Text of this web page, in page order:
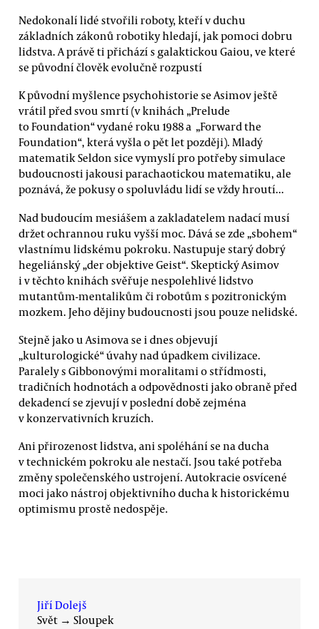
Nedokonalí lidé stvořili roboty, kteří v duchu
základních zákonů robotiky hledají, jak pomoci dobru
lidstva. A právě ti přichází s galaktickou Gaiou, ve které
se původní člověk evolučně rozpustí
K původní myšlence psychohistorie se Asimov ještě
vrátil před svou smrtí (v knihách „Prelude
to Foundation“ vydané roku 1988 a „Forward the
Foundation“, která vyšla o pět let později). Mladý
matematik Seldon sice vymyslí pro potřeby simulace
budoucnosti jakousi parachaotickou matematiku, ale
poznává, že pokusy o spoluvládu lidí se vždy hroutí...
Nad budoucím mesiášem a zakladatelem nadací musí
držet ochrannou ruku vyšší moc. Dává se zde „sbohem“
vlastnímu lidskému pokroku. Nastupuje starý dobrý
hegeliánský „der objektive Geist“. Skeptický Asimov
i v těchto knihách svěřuje nespolehlivé lidstvo
mutantům-mentalikům či robotům s pozitronickým
mozkem. Jeho dějiny budoucnosti jsou pouze nelidské.
Stejně jako u Asimova se i dnes objevují
„kulturologické“ úvahy nad úpadkem civilizace.
Paralely s Gibbonovými moralitami o střídmosti,
tradičních hodnotách a odpovědnosti jako obraně před
dekadencí se zjevují v poslední době zejména
v konzervativních kruzích.
Ani přirozenost lidstva, ani spoléhání se na ducha
v technickém pokroku ale nestačí. Jsou také potřeba
změny společenského ustrojení. Autokracie osvícené
moci jako nástroj objektivního ducha k historickému
optimismu prostě nedospěje.
Jiří Dolejš
Svět → Sloupek